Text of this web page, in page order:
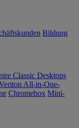
Bildung
Classic Desktops
All-in-One-
Chromebox Mini-